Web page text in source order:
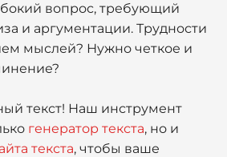
вопрос, требующий
и аргументации. Трудности
мыслей? Нужно четкое и
текст! Наш инструмент
генератор текста, но и
текста, чтобы ваше